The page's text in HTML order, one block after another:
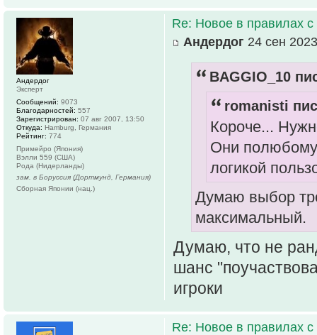
Re: Новое в правилах с
Андердог 24 сен
BAGGIO_10
romanisti
Короче...
Они
логикой
Думаю выбор
максимальный.
Думаю, что не
шанс
игроки
Андердог
Эксперт
Сообщений: 9073
Благодарностей: 557
Зарегистрирован: 07 авг 2007, 13:50
Откуда: Hamburg, Германия
Рейтинг: 774
Примейро (Япония)
Вэлли 559 (США)
Рода (Нидерланды)
зам. в Боруссия (Дортмунд, Германия)
Сборная Японии (нац.)
Re: Новое в правилах с